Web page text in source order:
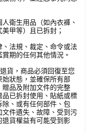
人衛生用品（如內衣褲、
甲等）且已拆封；
、法規、裁定、命令或法
期的任何其他情況。
貨，商品必須回復至您
始狀態，並確保所有部
贈品及附加文件的完整
品已拆封使用、貼紙或標
、或有任何部件、包
文件遺失、故障、受到污
退貨權益有可能受到影